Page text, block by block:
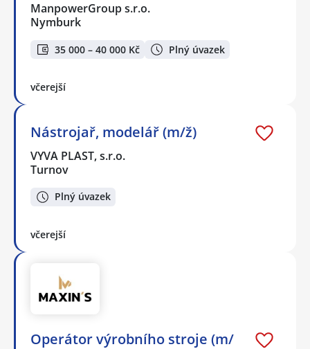
ManpowerGroup s.r.o.
Nymburk
35 000 – 40 000 Kč Plný úvazek
včerejší
Nástrojař, modelář (m/ž)
VYVA PLAST, s.r.o.
Turnov
Plný úvazek
včerejší
Operátor výrobního stroje (m/